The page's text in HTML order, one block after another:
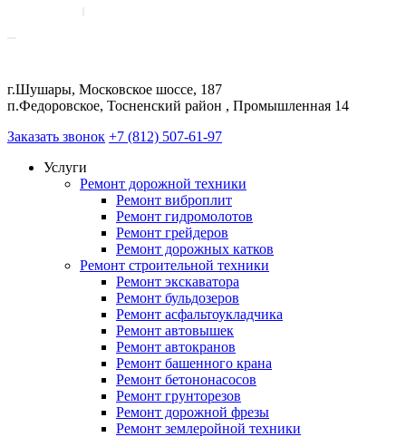
г.Шушары, Московское шоссе, 187
п.Федоровское, Тосненский район , Промышленная 14
Заказать звонок +7 (812) 507-61-97
Услуги
Ремонт дорожной техники
Ремонт виброплит
Ремонт гидромолотов
Ремонт грейдеров
Ремонт дорожных катков
Ремонт строительной техники
Ремонт экскаватора
Ремонт бульдозеров
Ремонт асфальтоукладчика
Ремонт автовышек
Ремонт автокранов
Ремонт башенного крана
Ремонт бетононасосов
Ремонт грунторезов
Ремонт дорожной фрезы
Ремонт землеройной техники